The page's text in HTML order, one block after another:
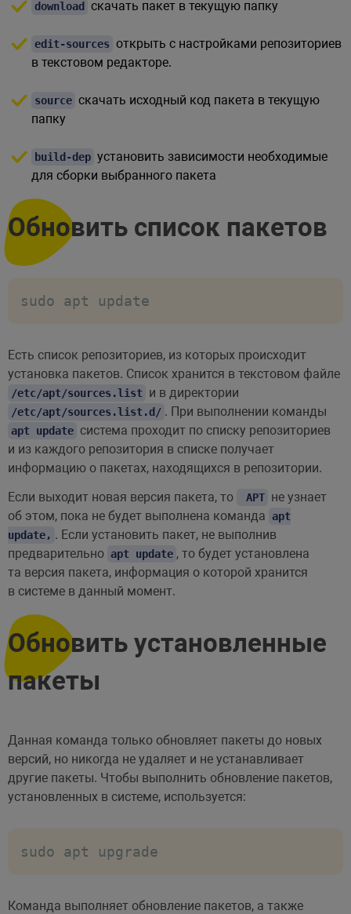
download скачать пакет в текущую папку
edit-sources открыть с настройками репозиториев
в текстовом редакторе.
source скачать исходный код пакета в текущую
папку
build-dep установить зависимости необходимые
для сборки выбранного пакета
Обновить список пакетов
sudo apt update
Есть список репозиториев, из которых происходит
установка пакетов. Список хранится в текстовом файле
/etc/apt/sources.list и в директории
/etc/apt/sources.list.d/ . При выполнении команды
apt update система проходит по списку репозиториев
и из каждого репозитория в списке получает
информацию о пакетах, находящихся в репозитории.
Если выходит новая версия пакета, то
APT не узнает
об этом, пока не будет выполнена команда apt
update, . Если установить пакет, не выполнив
предварительно apt update , то будет установлена
та версия пакета, информация о которой хранится
в системе в данный момент.
Обновить установленные
пакеты
Данная команда только обновляет пакеты до новых
версий, но никогда не удаляет и не устанавливает
другие пакеты. Чтобы выполнить обновление пакетов,
установленных в системе, используется:
sudo apt upgrade
Команда выполняет обновление пакетов, а также